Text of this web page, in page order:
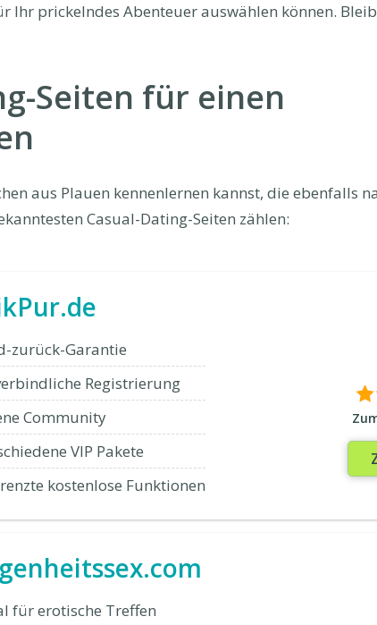
Ihr prickelndes Abenteuer auswählen können.
Seiten für einen
aus Plauen kennenlernen kannst, die ebenfalls
Casual-Dating-Seiten zählen:
zurück-Garantie
Registrierung
Community
VIP Pakete
kostenlose Funktionen
für erotische Treffen